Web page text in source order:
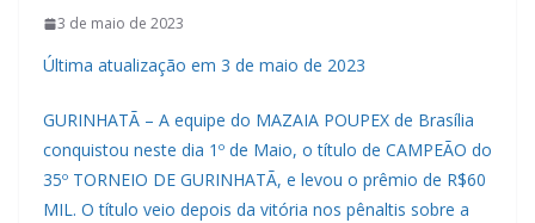
3 de maio de 2023
Última atualização em 3 de maio de 2023
GURINHATÃ – A equipe do MAZAIA POUPEX de Brasília
conquistou neste dia 1º de Maio, o título de CAMPEÃO do
35º TORNEIO DE GURINHATÃ, e levou o prêmio de R$60
MIL. O título veio depois da vitória nos pênaltis sobre a